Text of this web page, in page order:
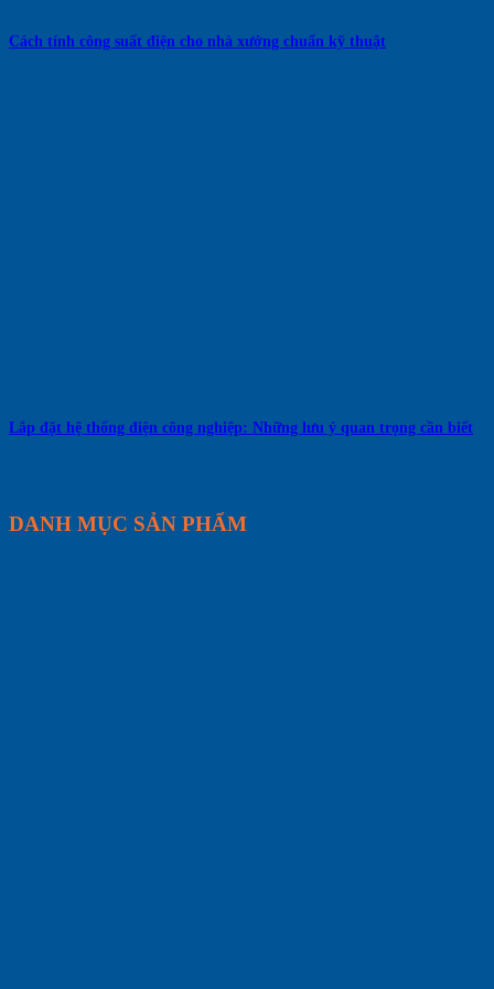
Cách tính công suất điện cho nhà xưởng chuẩn kỹ thuật
Lắp đặt hệ thống điện công nghiệp: Những lưu ý quan trọng cần biết
DANH MỤC SẢN PHẨM